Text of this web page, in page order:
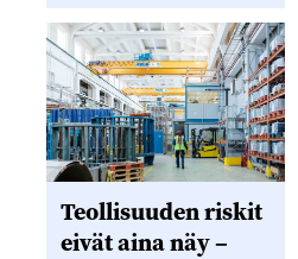
Teollisuuden riskit
eivät aina näy –